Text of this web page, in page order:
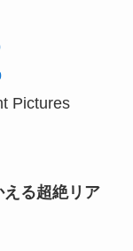
Pictures
る超絶リア